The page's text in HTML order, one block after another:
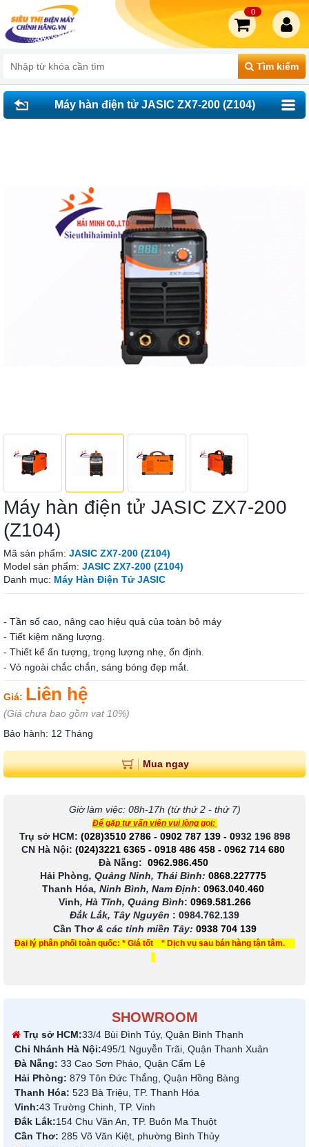
Tìm kiếm
0
Máy hàn điện tử JASIC ZX7-200 (Z104)
Máy hàn điện tử JASIC ZX7-200
(Z104)
Mã sản phẩm: JASIC ZX7-200 (Z104)
Model sản phẩm: JASIC ZX7-200 (Z104)
Danh mục: Máy Hàn Điện Tử JASIC
- Tần số cao, nâng cao hiệu quả của toàn bộ máy
- Tiết kiệm năng lượng.
- Thiết kế ấn tượng, trọng lượng nhẹ, ổn định.
- Vỏ ngoài chắc chắn, sáng bóng đẹp mắt.
Giá: Liên hệ
(Giá chưa bao gồm vat 10%)
Bảo hành: 12 Tháng
Mua ngay
Giờ làm việc: 08h-17h (từ thứ 2 - thứ 7)
Để gặp tư vấn viên vui lòng gọi:
Trụ sở HCM: (028)3510 2786 - 0902 787 139- 0932 196 898
CN Hà Nội: (024)3221 6365 - 0918 486 458 - 0962 714 680
Đà Nẵng: 0962.986.450
Hải Phòng, Quảng Ninh, Thái Bình: 0868.227775
Thanh Hóa, Ninh Bình, Nam Định: 0963.040.460
Vinh, Hà Tĩnh, Quảng Bình: 0969.581.266
Đắk Lắk, Tây Nguyên : 0984.762.139
Cần Thơ & các tỉnh miền Tây: 0938 704 139
Đại lý phân phối toàn quốc: * Giá tốt * Dịch vụ sau bán hàng tận tâm.
SHOWROOM
Trụ sở HCM:33/4 Bùi Đình Túy, Quận Bình Thạnh
Chi Nhánh Hà Nội:495/1 Nguyễn Trãi, Quận Thanh Xuân
Đà Nẵng: 33 Cao Sơn Pháo, Quận Cẩm Lệ
Hải Phòng: 879 Tôn Đức Thắng, Quận Hồng Bàng
Thanh Hóa: 523 Bà Triệu, TP. Thanh Hóa
Vinh:43 Trường Chinh, TP. Vinh
Đắk Lắk:154 Chu Văn An, TP. Buôn Ma Thuột
Cần Thơ: 285 Võ Văn Kiệt, phường Bình Thủy